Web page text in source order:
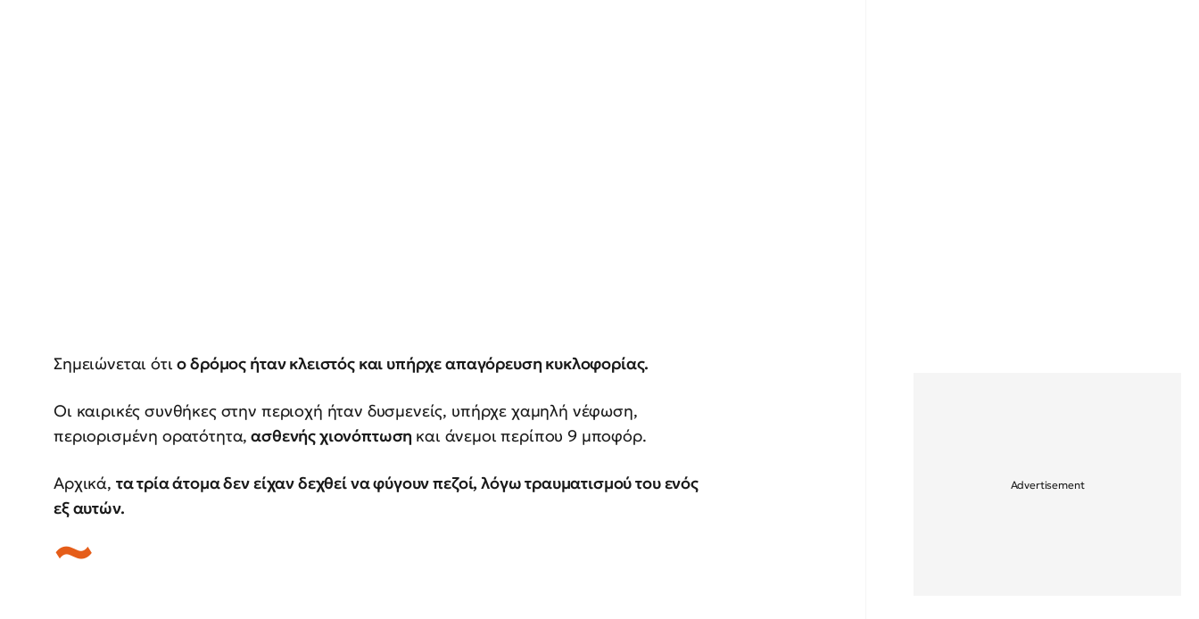
Σημειώνεται ότιο δρόμος ήταν κλειστός και υπήρχε απαγόρευση κυκλοφορίας.
Οι καιρικές συνθήκες στην περιοχή ήταν δυσμενείς, υπήρχε χαμηλή νέφωση,
περιορισμένη ορατότητα, ασθενής χιονόπτωση και άνεμοι περίπου 9 μποφόρ.
Αρχικά, τα τρία άτομα δεν είχαν δεχθεί να φύγουν πεζοί, λόγω τραυματισμού του ενός
εξ αυτών.